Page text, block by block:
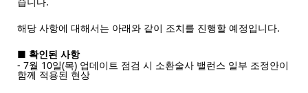
해당 사항에 대해서는 아래와 같이 조치를 진행할 예정입니다.
■ 확인된 사항
- 7월 10일(목) 업데이트 점검 시 소환술사 밸런스 일부 조정안이
함께 적용된 현상